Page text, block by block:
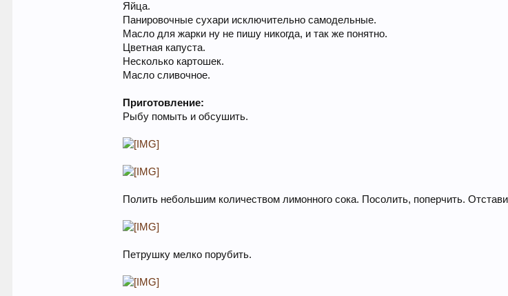
Яйца.
Панировочные сухари исключительно самодельные.
Масло для жарки ну не пишу никогда, и так же понятно.
Цветная капуста.
Несколько картошек.
Масло сливочное.
Приготовление:
Рыбу помыть и обсушить.
Полить небольшим количеством лимонного сока. Посолить, поперчить.
Петрушку мелко порубить.